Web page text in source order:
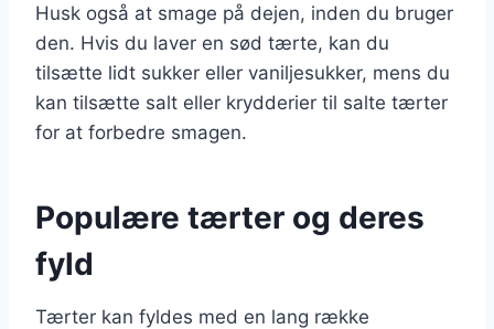
Husk også at smage på dejen, inden du bruger
den. Hvis du laver en sød tærte, kan du
tilsætte lidt sukker eller vaniljesukker, mens du
kan tilsætte salt eller krydderier til salte tærter
for at forbedre smagen.
Populære tærter og deres
fyld
Tærter kan fyldes med en lang række